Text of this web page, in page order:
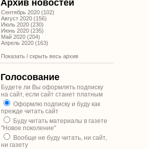
Архив новостей
Сентябрь 2020 (102)
Август 2020 (156)
Июль 2020 (230)
Июнь 2020 (235)
Май 2020 (204)
Апрель 2020 (163)
Показать / скрыть весь архив
Голосование
Будете ли Вы оформлять подписку
на сайт, если сайт станет платным
Оформлю подписку и буду как
прежде читать сайт
Буду читать материалы в газете
"Новое поколение"
Вообще не буду читать, ни сайт,
ни газету